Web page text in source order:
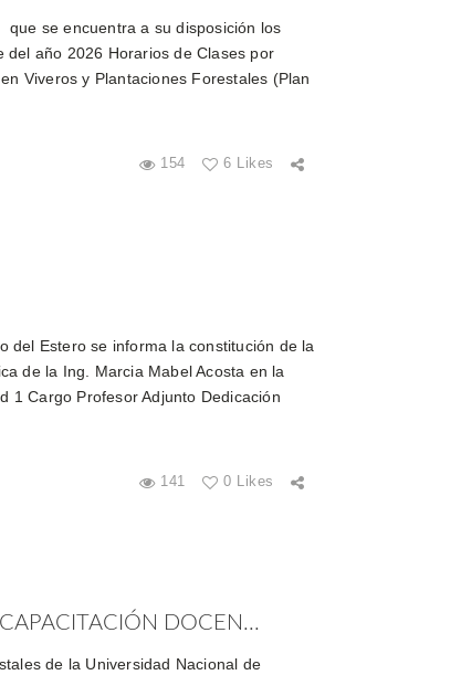
se encuentra a su disposición los
año 2026 Horarios de Clases por
Viveros y Plantaciones Forestales (Plan
154 6 Likes
del Estero se informa la constitución de la
de la Ing. Marcia Mabel Acosta en la
1 Cargo Profesor Adjunto Dedicación
141 0 Likes
DOCEN...
de la Universidad Nacional de